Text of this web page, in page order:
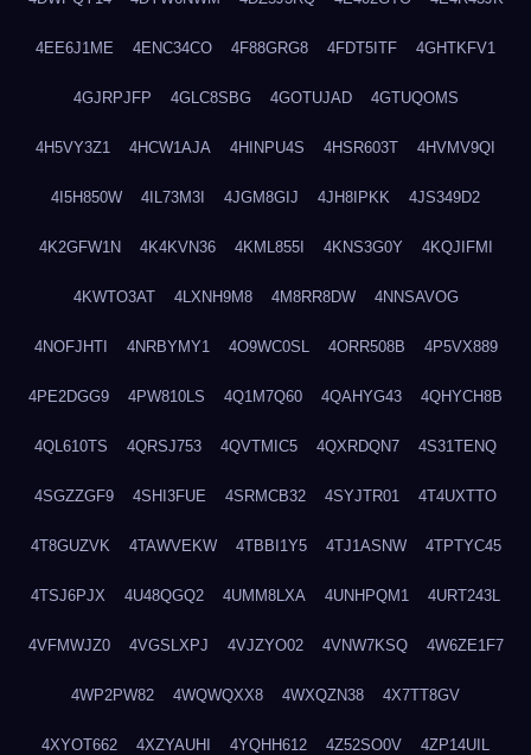
4EE6J1ME 4ENC34CO 4F88GRG8 4FDT5ITF 4GHTKFV1
4GJRPJFP 4GLC8SBG 4GOTUJAD 4GTUQOMS
4H5VY3Z1 4HCW1AJA 4HINPU4S 4HSR603T 4HVMV9QI
4I5H850W 4IL73M3I 4JGM8GIJ 4JH8IPKK 4JS349D2
4K2GFW1N 4K4KVN36 4KML855I 4KNS3G0Y 4KQJIFMI
4KWTO3AT 4LXNH9M8 4M8RR8DW 4NNSAVOG
4NOFJHTI 4NRBYMY1 4O9WC0SL 4ORR508B 4P5VX889
4PE2DGG9 4PW810LS 4Q1M7Q60 4QAHYG43 4QHYCH8B
4QL610TS 4QRSJ753 4QVTMIC5 4QXRDQN7 4S31TENQ
4SGZZGF9 4SHI3FUE 4SRMCB32 4SYJTR01 4T4UXTTO
4T8GUZVK 4TAWVEKW 4TBBI1Y5 4TJ1ASNW 4TPTYC45
4TSJ6PJX 4U48QGQ2 4UMM8LXA 4UNHPQM1 4URT243L
4VFMWJZ0 4VGSLXPJ 4VJZYO02 4VNW7KSQ 4W6ZE1F7
4WP2PW82 4WQWQXX8 4WXQZN38 4X7TT8GV
4XYOT662 4XZYAUHI 4YQHH612 4Z52SO0V 4ZP14UIL